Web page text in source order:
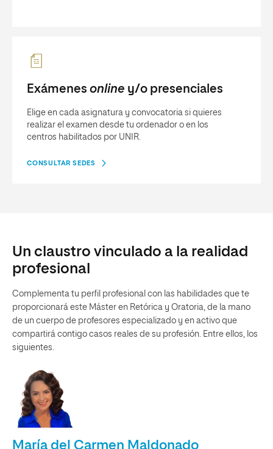
Exámenes online y/o presenciales
Elige en cada asignatura y convocatoria si quieres
realizar el examen desde tu ordenador o en los
centros habilitados por UNIR.
CONSULTAR SEDES
Un claustro vinculado a la realidad
profesional
Complementa tu perfil profesional con las habilidades que te
proporcionará este Máster en Retórica y Oratoria, de la mano
de un cuerpo de profesores especializado y en activo que
compartirá contigo casos reales de su profesión. Entre ellos, los
siguientes.
María del Carmen Maldonado